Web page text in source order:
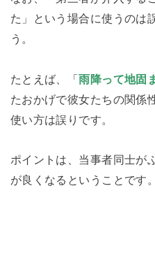
た」という場合に使うのは
う。
たとえば、「雨降って地固
たおかげで彼女たちの関係
使い方は誤りです。
ポイントは、当事者同士が
が良くなるということです。